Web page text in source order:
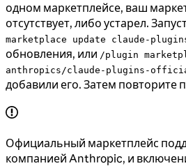
одном маркетплейсе, ваш
отсутствует, либо устарел.
marketplace update claude-
обновления, или /plugin
anthropics/claude-plugins-
добавили его. Затем повторите
Официальный маркетплейс
компанией Anthropic, и